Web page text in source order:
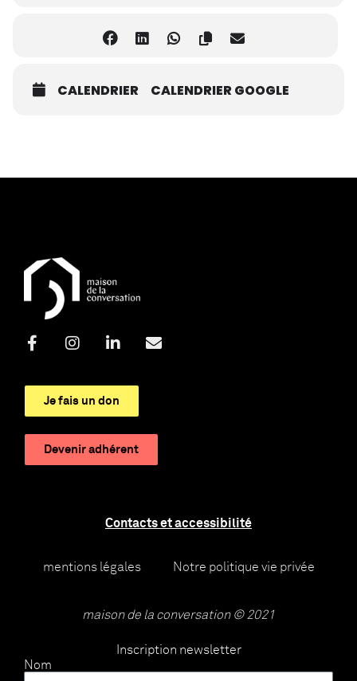
CALENDRIER CALENDRIER GOOGLE
Je fais un don
Devenir adhérent
Contacts et accessibilité
mentions légales Notre politique vie privée
maison de la conversation © 2021
Inscription newsletter
Nom